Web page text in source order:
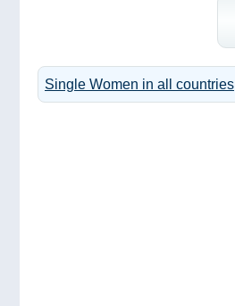
Single Women in all countries